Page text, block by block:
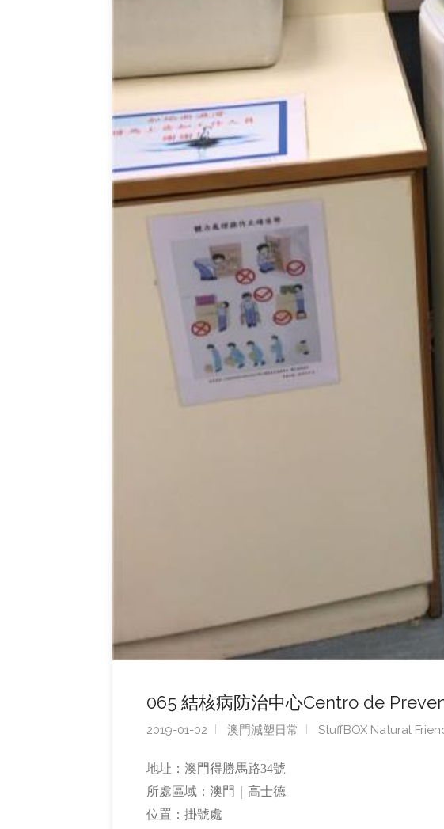
065 結核病防治中心Centro de
2019-01-02 澳門減塑日常 StuffBOX Natural
地址：澳門得勝馬路34號
所處區域：澳門｜高士德
位置：掛號處